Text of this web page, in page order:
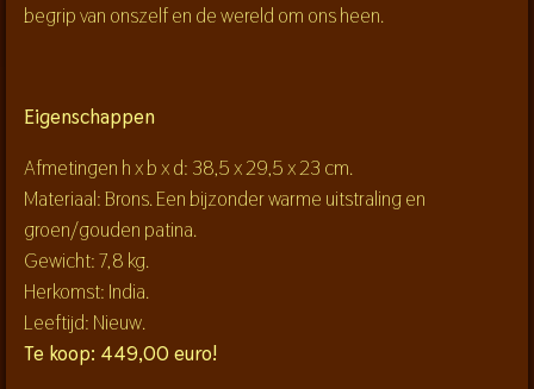
begrip van onszelf en de wereld om ons heen.
Eigenschappen
Afmetingen h x b x d: 38,5 x 29,5 x 23 cm.
Materiaal: Brons. Een bijzonder warme uitstraling en
groen/gouden patina.
Gewicht: 7,8 kg.
Herkomst: India.
Leeftijd: Nieuw.
Te koop: 449,00 euro!